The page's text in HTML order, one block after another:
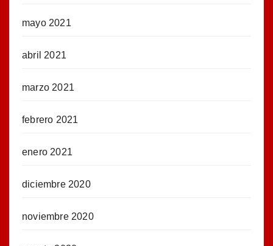
mayo 2021
abril 2021
marzo 2021
febrero 2021
enero 2021
diciembre 2020
noviembre 2020